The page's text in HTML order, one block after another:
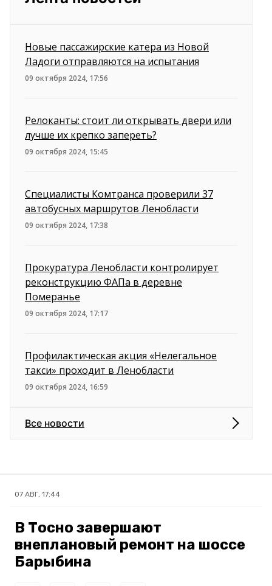
Новые пассажирские катера из Новой
Ладоги отправляются на испытания
09 октября 2024, 17:56
Релоканты: стоит ли открывать двери или
лучше их крепко запереть?
09 октября 2024, 15:45
Специалисты Комтранса проверили 37
автобусных маршрутов Ленобласти
09 октября 2024, 17:38
Прокуратура Ленобласти контролирует
реконструкцию ФАПа в деревне
Померанье
09 октября 2024, 17:17
Профилактическая акция «Нелегальное
такси» проходит в Ленобласти
09 октября 2024, 16:59
Все новости
07 АВГ, 17:44
В Тосно завершают
внеплановый ремонт на шоссе
Барыбина